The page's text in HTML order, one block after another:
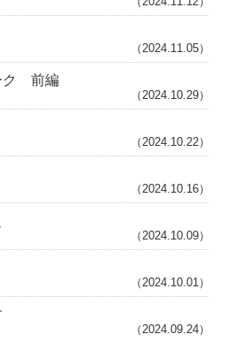
（2024.11.05）
ク 前編
（2024.10.29）
（2024.10.22）
（2024.10.16）
（2024.10.09）
（2024.10.01）
（2024.09.24）